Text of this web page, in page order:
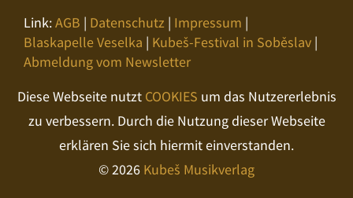
Link:AGB | Datenschutz | Impressum |
Blaskapelle Veselka | Kubeš-Festival in Soběslav |
Abmeldung vom Newsletter
Diese Webseite nutzt COOKIES um das Nutzererlebnis
zu verbessern. Durch die Nutzung dieser Webseite
erklären Sie sich hiermit einverstanden.
© 2026 Kubeš Musikverlag